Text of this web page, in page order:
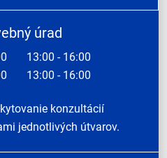
úrad
13:00 - 16:00
13:00 - 16:00
konzultácií
jednotlivých útvarov.